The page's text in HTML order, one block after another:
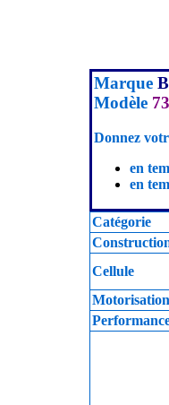
Marque
Modèle
Donnez
en
en
Catégorie
Cellule
Motorisation